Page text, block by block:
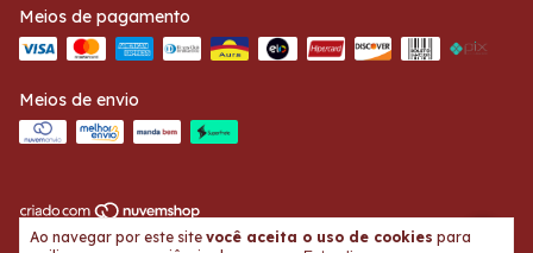
Ao navegar por este site você aceita o uso de cookies para
Meios de pagamento
Meios de envio
Copyright Michele Joias - 2026. Todos os direitos reservados.